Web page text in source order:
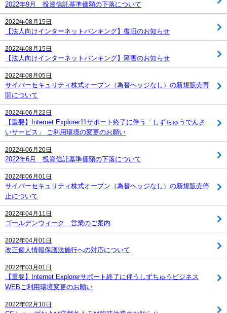
2022年9月 投資信託基準価額の下落について
2022年08月15日
【法人向けインターネットバンキング】復旧のお知らせ
2022年08月15日
【法人向けインターネットバンキング】障害のお知らせ
2022年08月05日
サイバーセキュリティ株式オープン（為替ヘッジなし）の新規販売再
開について
2022年06月22日
【重要】Internet Explorer11サポート終了に伴う「しずちゅうでんさ
いサービス」 ご利用環境の変更のお願い
2022年06月20日
2022年6月 投資信託基準価額の下落について
2022年06月01日
サイバーセキュリティ株式オープン（為替ヘッジなし）の新規販売停
止について
2022年04月11日
ゴールデンウィーク 営業のご案内
2022年04月01日
改正個人情報保護法施行への対応について
2022年03月01日
【重要】Internet Explorerサポート終了に伴うしずちゅうビジネス
WEBご利用環境変更のお願い
2022年02月10日